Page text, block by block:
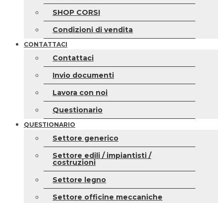
SHOP CORSI
Condizioni di vendita
CONTATTACI
Contattaci
Invio documenti
Lavora con noi
Questionario
QUESTIONARIO
Settore generico
Settore edili / impiantisti /
costruzioni
Settore legno
Settore officine meccaniche